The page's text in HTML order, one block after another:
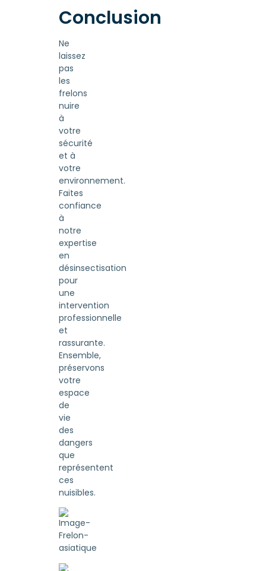
Conclusion
Ne
laissez
pas
les
frelons
nuire
à
votre
sécurité
et à
votre
environnement.
Faites
confiance
à
notre
expertise
en
désinsectisation
pour
une
intervention
professionnelle
et
rassurante.
Ensemble,
préservons
votre
espace
de
vie
des
dangers
que
représentent
ces
nuisibles.